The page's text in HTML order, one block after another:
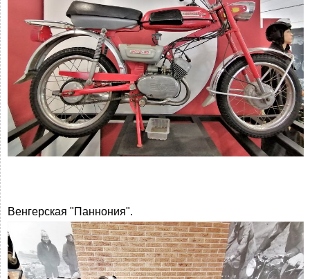
Венгерская "Паннония".